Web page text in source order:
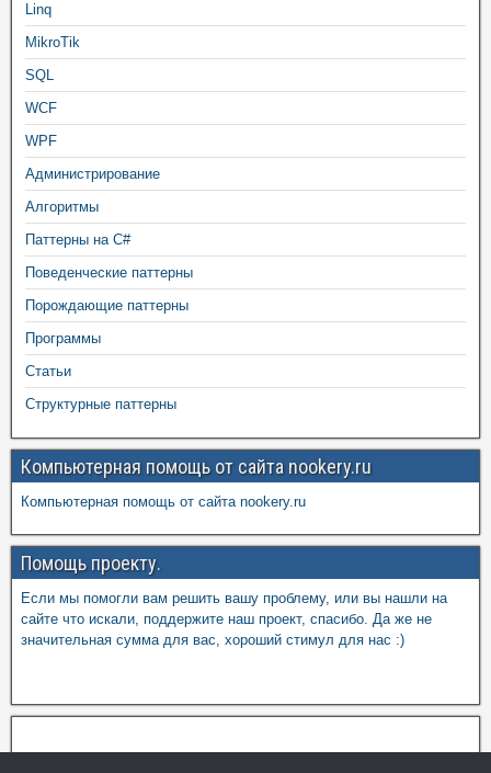
Linq
MikroTik
SQL
WCF
WPF
Администрирование
Алгоритмы
Паттерны на C#
Поведенческие паттерны
Порождающие паттерны
Программы
Статьи
Структурные паттерны
Компьютерная помощь от сайта nookery.ru
Компьютерная помощь от сайта nookery.ru
Помощь проекту.
Если мы помогли вам решить вашу проблему, или вы нашли на
сайте что искали, поддержите наш проект, спасибо. Да же не
значительная сумма для вас, хороший стимул для нас :)